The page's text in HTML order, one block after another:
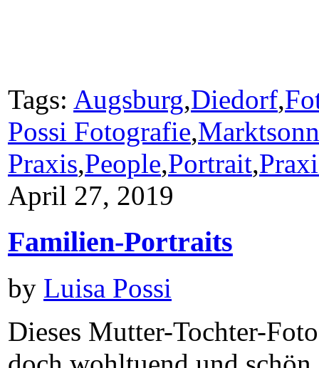
Tags: Augsburg,Diedorf,
Possi Fotografie,
Praxis,People,Portrait,
April 27, 2019
Familien-Portraits
by Luisa Possi
Dieses Mutter-Tochter-